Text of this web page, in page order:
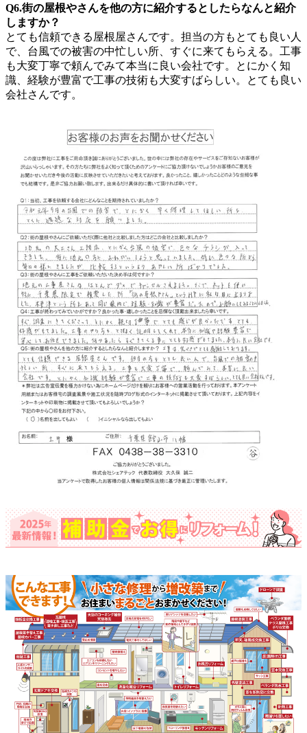
Q6.街の屋根やさんを他の方に紹介するとしたらなんと紹介
しますか？
とても信頼できる屋根屋さんです。担当の方もとても良い人
で、台風での被害の中忙しい所、すぐに来てもらえる。工事
も大変丁寧で頼んでみて本当に良い会社です。とにかく知
識、経験が豊富で工事の技術も大変すばらしい。とても良い
会社さんです。